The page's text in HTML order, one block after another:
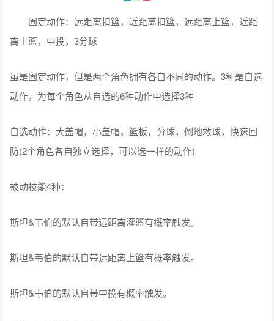
固定动作：远距离扣篮，近距离扣篮，远距离上篮，近距
离上篮，中投，3分球
虽是固定动作，但是两个角色拥有各自不同的动作。3种是自选
动作，为每个角色从自选的6种动作中选择3种
自选动作：大盖帽，小盖帽，篮板，分球，倒地救球，快速回
防(2个角色各自独立选择，可以选一样的动作)
被动技能4种：
斯坦&韦伯的默认自带远距离灌篮有概率触发。
斯坦&韦伯的默认自带远距离上篮有概率触发。
斯坦&韦伯的默认自带中投有概率触发。